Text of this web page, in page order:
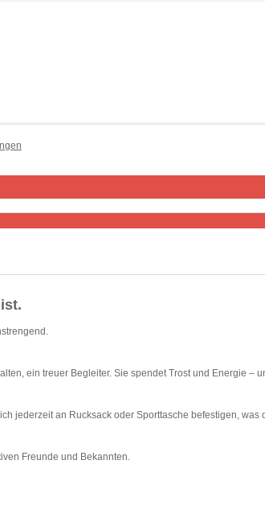
ein treuer Begleiter. Sie spendet Trost und Energie
jederzeit an Rucksack oder Sporttasche befestigen,
Freunde und Bekannten.